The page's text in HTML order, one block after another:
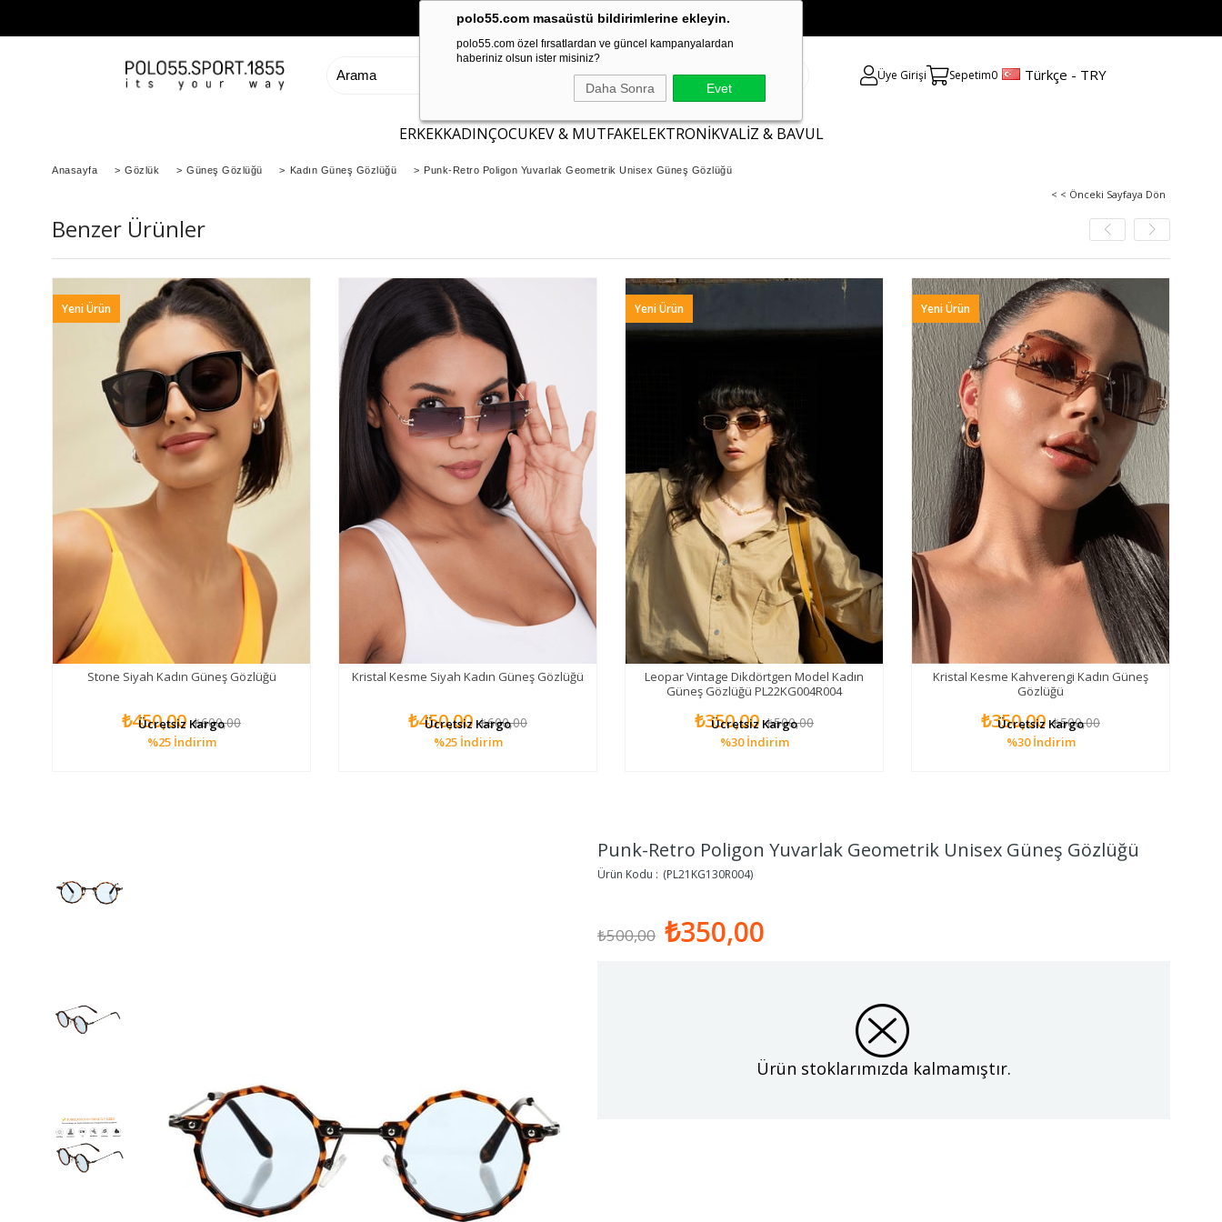
polo55.com masaüstü bildirimlerine ekleyin.
polo55.com özel fırsatlardan ve güncel kampanyalardan
haberiniz olsun ister misiniz?
Daha Sonra Evet
Üye Girişi Sepetim0 Türkçe - TRY
ERKEKKADINÇOCUKEV & MUTFAKELEKTRONİKVALİZ & BAVUL
Anasayfa > Gözlük > Güneş Gözlüğü > Kadın Güneş Gözlüğü > Punk-Retro Poligon Yuvarlak Geometrik Unisex Güneş Gözlüğü
< < Önceki Sayfaya Dön
Benzer Ürünler
Stone Siyah Kadın Güneş Gözlüğü
₺450,00 ₺600,00
%25 İndirim
Ücretsiz Kargo
Yeni Ürün
Kristal Kesme Siyah Kadın Güneş Gözlüğü
₺450,00 ₺600,00
%25 İndirim
Ücretsiz Kargo
Leopar Vintage Dikdörtgen Model Kadın
Güneş Gözlüğü PL22KG004R004
₺350,00 ₺500,00
%30 İndirim
Ücretsiz Kargo
Yeni Ürün
Kristal Kesme Kahverengi Kadın Güneş
Gözlüğü
₺350,00 ₺500,00
%30 İndirim
Ücretsiz Kargo
Yeni Ürün
Punk-Retro Poligon Yuvarlak Geometrik Unisex Güneş Gözlüğü
(PL21KG130R004)
₺500,00 ₺350,00
Ürün stoklarımızda kalmamıştır.